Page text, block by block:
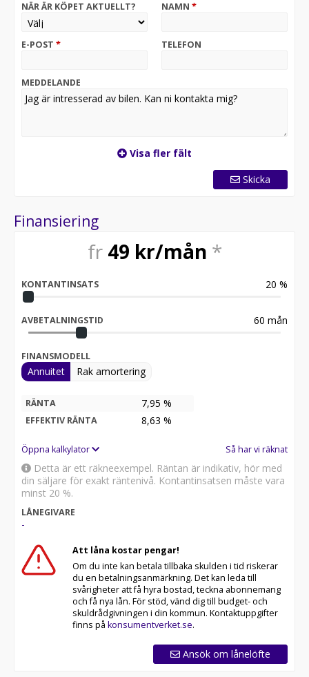
NÄR ÄR KÖPET AKTUELLT? NAMN *
E-POST * TELEFON
MEDDELANDE
Visa fler fält
Skicka
Finansiering
fr 49 kr/mån *
KONTANTINSATS 20 %
AVBETALNINGSTID 60 mån
FINANSMODELL
Annuitet Rak amortering
RÄNTA 7,95 %
EFFEKTIV RÄNTA 8,63 %
Öppna kalkylator Så har vi räknat
Detta är ett räkneexempel. Räntan är indikativ, hör med
din säljare för exakt räntenivå. Kontantinsatsen måste vara
minst 20 %.
LÅNEGIVARE
-
Att låna kostar pengar!
Om du inte kan betala tillbaka skulden i tid riskerar
du en betalningsanmärkning. Det kan leda till
svårigheter att få hyra bostad, teckna abonnemang
och få nya lån. För stöd, vänd dig till budget- och
skuldrådgivningen i din kommun. Kontaktuppgifter
finns på konsumentverket.se.
Ansök om lånelöfte